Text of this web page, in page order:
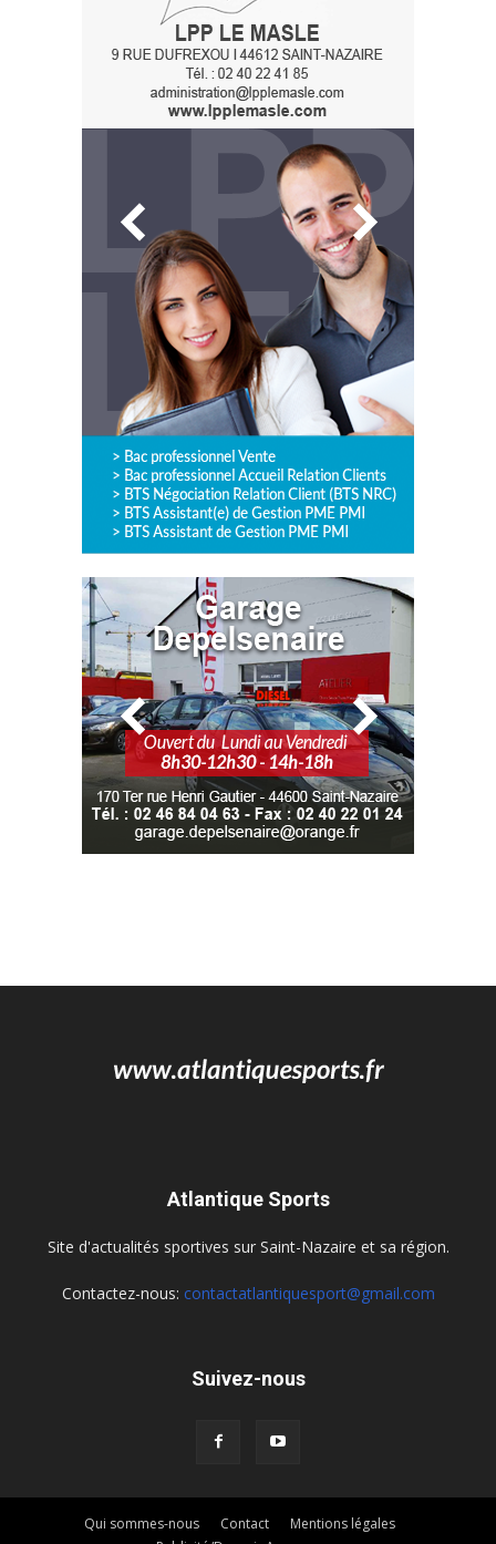
Atlantique Sports
Site d'actualités sportives sur Saint-Nazaire et sa région.
Contactez-nous: contactatlantiquesport@gmail.com
Suivez-nous
Qui sommes-nous Contact
Mentions légales